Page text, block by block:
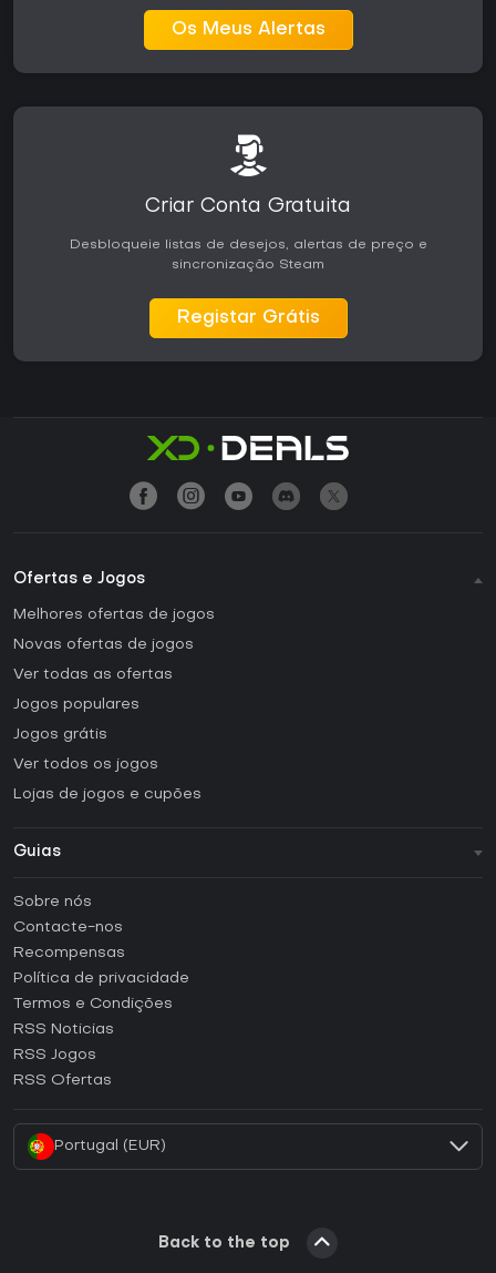
Os Meus Alertas
Criar Conta Gratuita
Desbloqueie listas de desejos, alertas de preço e
sincronização Steam
Registar Grátis
Ofertas e Jogos
Melhores ofertas de jogos
Novas ofertas de jogos
Ver todas as ofertas
Jogos populares
Jogos grátis
Ver todos os jogos
Lojas de jogos e cupões
Guias
Como ativar uma CD Key Steam?
Como ativar uma CD Key Epic Games?
Como ativar uma CD Key GOG?
Como ativar uma CD Key Ubisoft Connect?
Sobre nós
Contacte-nos
Recompensas
Política de privacidade
Termos e Condições
RSS Noticias
RSS Jogos
RSS Ofertas
Portugal (EUR)
Back to the top